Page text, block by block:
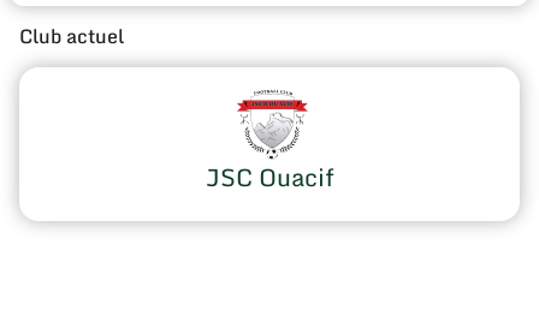
Club actuel
JSC Ouacif